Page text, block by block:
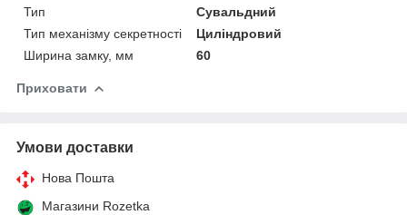
Тип
Сувальдний
Тип механізму секретності
Циліндровий
Ширина замку, мм
60
Приховати
Умови доставки
Нова Пошта
Магазини Rozetka